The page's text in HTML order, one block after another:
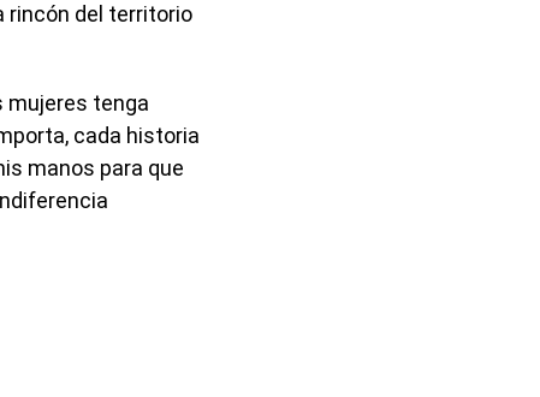
rincón del territorio
mujeres tenga
cada historia
manos para que